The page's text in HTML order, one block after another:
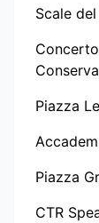
Scale
Piazza
Piazza
CTR